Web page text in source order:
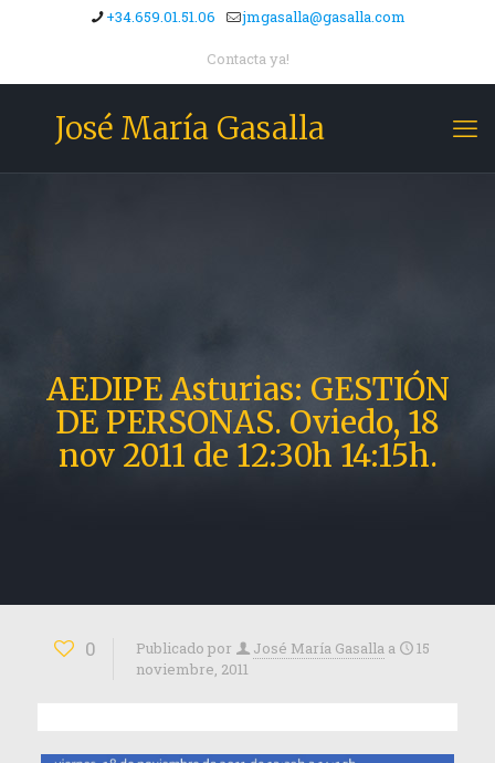
+34.659.01.51.06 jmgasalla@gasalla.com
Contacta ya!
José María Gasalla
AEDIPE Asturias: GESTIÓN
DE PERSONAS. Oviedo, 18
nov 2011 de 12:30h 14:15h.
0 Publicado por José María Gasalla a
15
noviembre, 2011